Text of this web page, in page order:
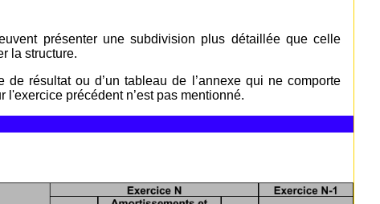
présenter une subdivision plus détaillée que celle
la structure.
résultat ou d’un tableau de l’annexe qui ne comporte
précédent n’est pas mentionné.